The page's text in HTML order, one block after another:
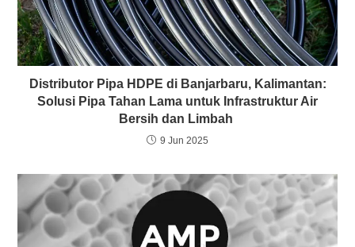
Distributor Pipa HDPE di Banjarbaru, Kalimantan:
Solusi Pipa Tahan Lama untuk Infrastruktur Air
Bersih dan Limbah
9 Jun 2025